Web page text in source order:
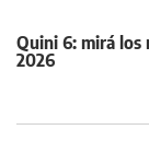
Quini 6: mirá los
2026